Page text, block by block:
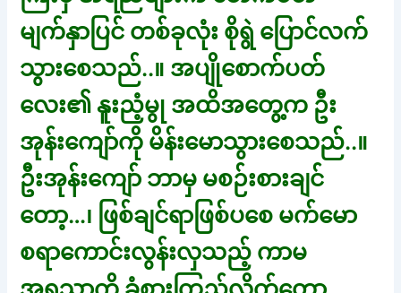
မျက်နှာပြင် တစ်ခုလုံး စိုရွဲ ပြောင်လက်
သွားစေသည်..။ အပျိုစောက်ပတ်
လေး၏ နူးညံ့မွု အထိအတွေ့က ဦး
အုန်းကျော်ကို မိန်းမောသွားစေသည်..။
ဦးအုန်းကျော် ဘာမှ မစဉ်းစားချင်
တော့…၊ ဖြစ်ချင်ရာဖြစ်ပစေ မက်မော
စရာကောင်းလွန်းလှသည့် ကာမ